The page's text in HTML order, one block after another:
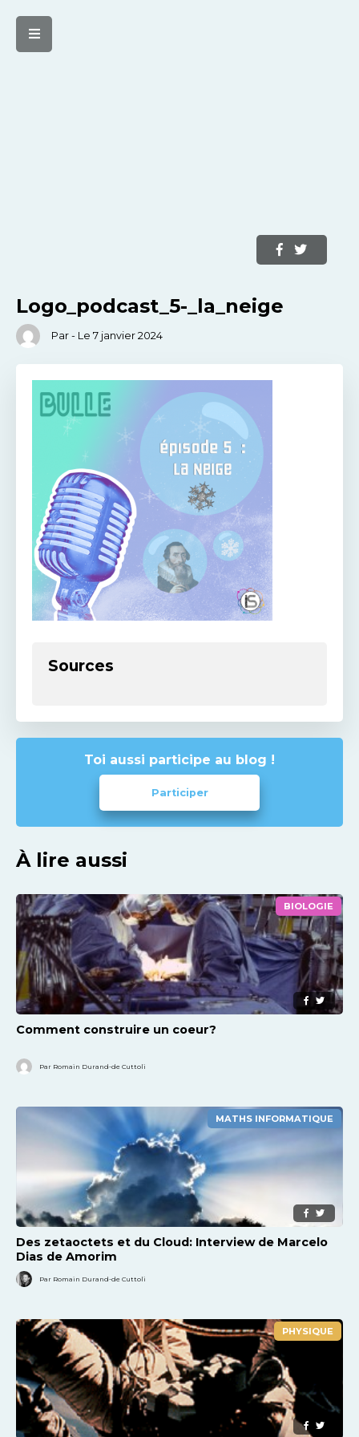
Logo_podcast_5-_la_neige
Par - Le 7 janvier 2024
Sources
Toi aussi participe au blog !
Participer
À lire aussi
BIOLOGIE
Comment construire un coeur?
Par Romain Durand-de Cuttoli
MATHS INFORMATIQUE
Des zetaoctets et du Cloud: Interview de Marcelo
Dias de Amorim
Par Romain Durand-de Cuttoli
PHYSIQUE